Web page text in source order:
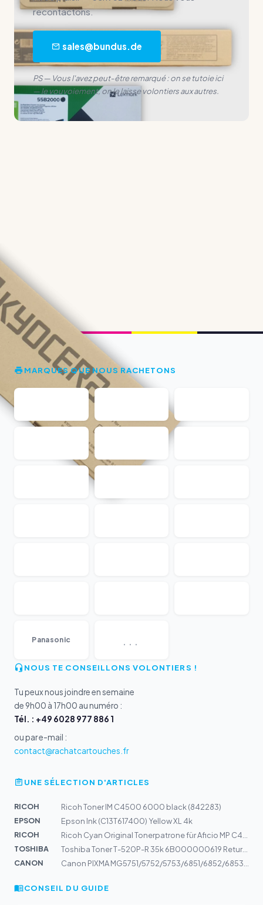
recontactons.
sales@bundus.de
PS — Vous l'avez peut-être remarqué : on se tutoie ici
— le vouvoiement, on le laisse volontiers aux autres.
MARQUES QUE NOUS RACHETONS
Panasonic
NOUS TE CONSEILLONS VOLONTIERS !
Tu peux nous joindre en semaine
de 9h00 à 17h00 au numéro :
Tél. : +49 6028 977 886 1
ou par e-mail :
contact@rachatcartouches.fr
UNE SÉLECTION D'ARTICLES
RICOH
Ricoh Toner IM C4500 6000 black (842283)
EPSON
Epson Ink (C13T617400) Yellow XL 4k
RICOH
TOSHIBA
CANON
CONSEIL DU GUIDE